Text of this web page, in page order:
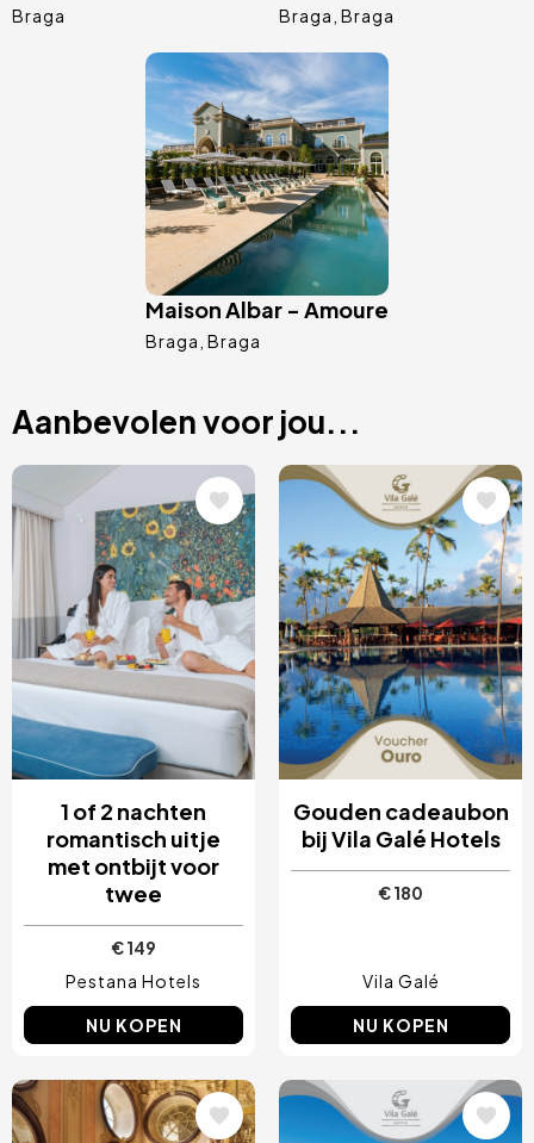
Braga Braga Braga
Afbeelding
Maison Albar - Amoure
Braga Braga
Aanbevolen voor jou...
Afbeelding
1 of 2 nachten
romantisch uitje
met ontbijt voor
twee
€ 149
Pestana Hotels
NU KOPEN
Afbeelding
Gouden cadeaubon
bij Vila Galé Hotels
€ 180
Vila Galé
NU KOPEN
Afbeelding Afbeelding